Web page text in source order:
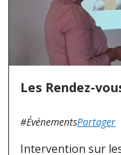
Les Rendez-
#ÉvénementsPartager
Intervention sur